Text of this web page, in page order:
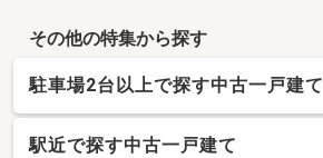
その他の特集から探す
駐車場2台以上で探す中古一戸建て
駅近で探す中古一戸建て